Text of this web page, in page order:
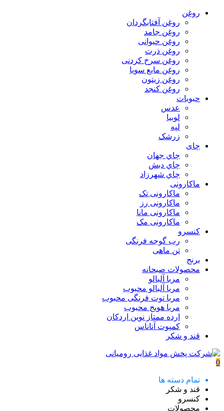
روغن
روغن آفتابگردان
روغن جامد
روغن حیوانی
روغن ذرت
روغن سرخ کردنی
روغن مایع سویا
روغن زیتون
روغن کنجد
حبوبات
عدس
لوبیا
لپه
زرشک
چای
چاي جهان
چاي دبش
چاي شهرزاد
ماکارونی
ماکارونی تک
ماکارونی رز
ماکارونی مانا
ماکارونی مک
کنسرو
رب گوجه فرنگی
تن ماهی
برنج
محصولات صبحانه
مربا آلبالو
مربا آلبالو محبوب
مربا توت فرنگی محبوب
مربا هویج محبوب
ارده ممتاز نوین اردکان
کمپوت آناناس
قند و شکر
0
تمام دسته ها
قند و شکر
کنسرو
محصولات